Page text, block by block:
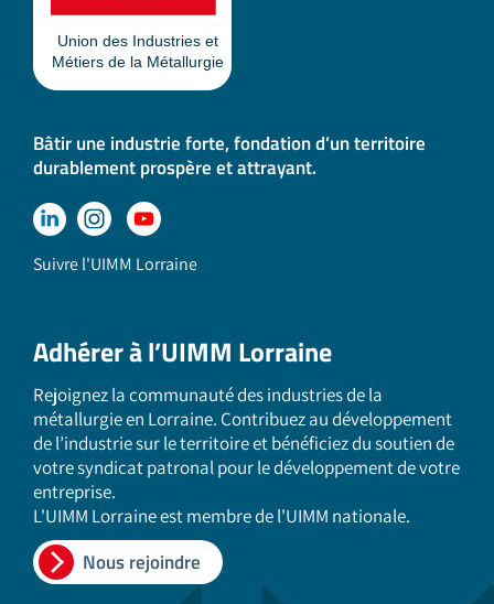
Bâtir une industrie forte, fondation d’un territoire
durablement prospère et attrayant.
Suivre l'UIMM Lorraine
Adhérer à l’UIMM Lorraine
Rejoignez la communauté des industries de la
métallurgie en Lorraine. Contribuez au développement
de l’industrie sur le territoire et bénéficiez du soutien de
votre syndicat patronal pour le développement de votre
entreprise.
L'UIMM Lorraine est membre de l'UIMM nationale.
Nous rejoindre